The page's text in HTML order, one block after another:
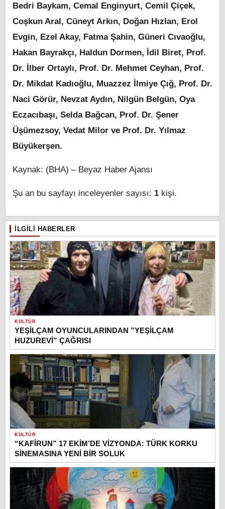
Bedri Baykam, Cemal Enginyurt, Cemil Çiçek,
Coşkun Aral, Cüneyt Arkın, Doğan Hızlan, Erol
Evgin, Ezel Akay, Fatma Şahin, Güneri Cıvaoğlu,
Hakan Bayrakçı, Haldun Dormen, İdil Biret, Prof.
Dr. İlber Ortaylı, Prof. Dr. Mehmet Ceyhan, Prof.
Dr. Mikdat Kadıoğlu, Muazzez İlmiye Çığ, Prof. Dr.
Naci Görür, Nevzat Aydın, Nilgün Belgün, Oya
Eczacıbaşı, Selda Bağcan, Prof. Dr. Şener
Üşümezsoy, Vedat Milor ve Prof. Dr. Yılmaz
Büyükerşen.
Kaynak: (BHA) – Beyaz Haber Ajansı
Şu an bu sayfayı inceleyenler sayısı: 1 kişi.
İLGILI HABERLER
KÜLTÜR
YEŞİLÇAM OYUNCULARINDAN ”YEŞİLÇAM
HUZUREVİ” ÇAĞRISI
KÜLTÜR
“KAFİRUN” 17 EKİM’DE VİZYONDA: TÜRK KORKU
SİNEMASINA YENİ BİR SOLUK